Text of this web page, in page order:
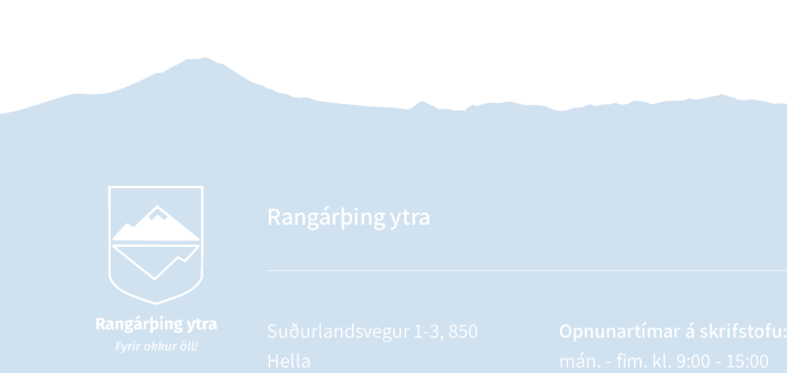
Rangárþing ytra
Suðurlandsvegur 1-3, 850
Hella
Opnunartímar á skrifstofu:
mán. - fim. kl. 9:00 - 15:00